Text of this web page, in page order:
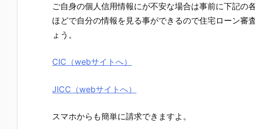
ご自身の個人信用情報にが不安な場合は事前に下記
ほどで自分の情報を見る事ができるので住宅ローン審
ょう。
CIC（webサイトへ）
JICC（webサイトへ）
スマホからも簡単に請求できますよ。